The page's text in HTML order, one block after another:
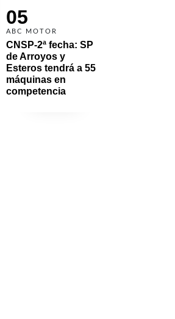
05
ABC MOTOR
CNSP-2ª fecha: SP
de Arroyos y
Esteros tendrá a 55
máquinas en
competencia